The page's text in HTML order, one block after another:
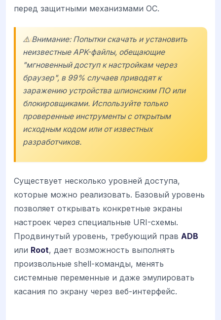
перед защитными механизмами ОС.
⚠️ Внимание: Попытки скачать и установить
неизвестные APK-файлы, обещающие
"мгновенный доступ к настройкам через
браузер", в 99% случаев приводят к
заражению устройства шпионским ПО или
блокировщиками. Используйте только
проверенные инструменты с открытым
исходным кодом или от известных
разработчиков.
Существует несколько уровней доступа,
которые можно реализовать. Базовый уровень
позволяет открывать конкретные экраны
настроек через специальные URI-схемы.
Продвинутый уровень, требующий прав ADB
или Root, дает возможность выполнять
произвольные shell-команды, менять
системные переменные и даже эмулировать
касания по экрану через веб-интерфейс.